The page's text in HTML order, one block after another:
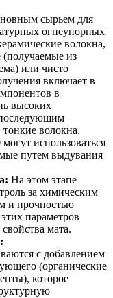
сырьем для
огнеупорных
волокна,
из
или чисто
включает в
в
высоких
тонкие волокна.
использоваться
путем выдувания
На этом этапе
за химическим
и прочностью
параметров
мата.
с добавлением
(органические
которое